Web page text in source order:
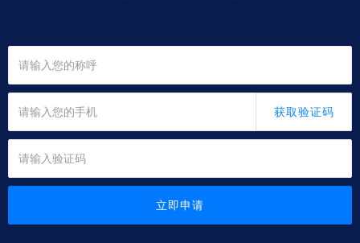
获取验证码
立即申请